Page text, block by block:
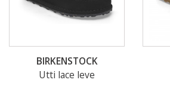
BIRKENSTOCK
Utti lace leve